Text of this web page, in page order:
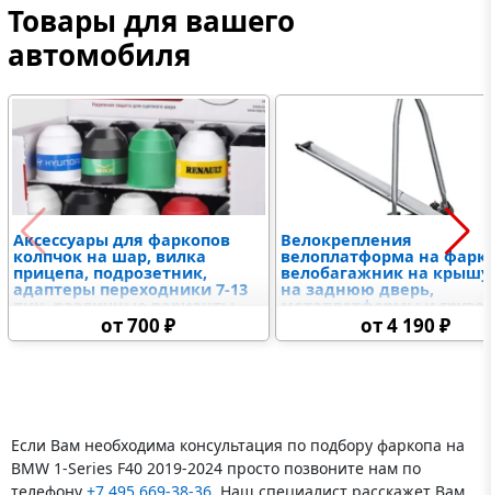
Товары для вашего
автомобиля
Аксессуары для фаркопов
колпчок на шар, вилка
прицепа, подрозетник,
адаптеры переходники 7-13
пин, различные варианты
крюков и американских
вставок, замковое
от 700 ₽
Велокрепления
велоплатформа на
велобагажник на
на заднюю дверь,
мотоплатформы и
на фаркопот 4 190 ₽
Если Вам необходима консультация по подбору фаркопа на
BMW 1-Series F40 2019-2024 просто позвоните нам по